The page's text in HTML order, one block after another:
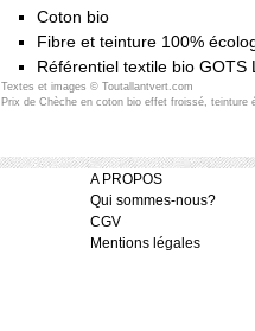
Coton bio
Fibre et teinture 100%
Référentiel textile bio GOTS
Textes et images © Toutallantvert.com
Prix de Chèche en coton bio effet froissé, teinture
A PROPOS
Qui sommes-nous?
CGV
Mentions légales